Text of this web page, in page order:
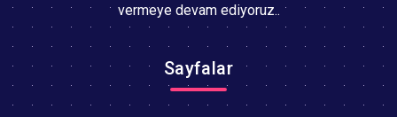
vermeye devam ediyoruz..
Sayfalar